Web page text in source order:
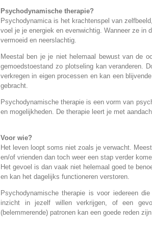
Psychodynamische therapie?
Psychodynamica is het krachtenspel van
voel je je energiek en evenwichtig. Wanneer ze in
vermoeid en neerslachtig.
Meestal ben je je niet helemaal bewust van de
gemoedstoestand zo plotseling kan veranderen.
verkregen in eigen processen en kan een
gebracht.
Psychodynamische therapie is een vorm van
en mogelijkheden. De therapie leert je met
Voor wie?
Het leven loopt soms niet zoals je verwacht.
en/of vrienden dan toch weer een stap verder
Het gevoel is dan vaak niet helemaal goed te
en kan het dagelijks functioneren verstoren.
Psychodynamische therapie is voor iedereen
inzicht in jezelf willen verkrijgen, of een
(belemmerende) patronen kan een goede reden